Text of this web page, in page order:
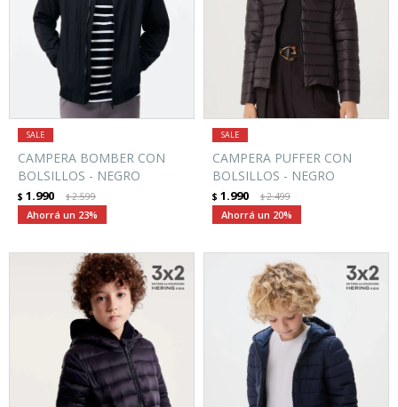
CAMPERA BOMBER CON
BOLSILLOS - NEGRO
$ 1.990 $2.599
23
CAMPERA PUFFER CON
BOLSILLOS - NEGRO
$ 1.990 $2.499
20